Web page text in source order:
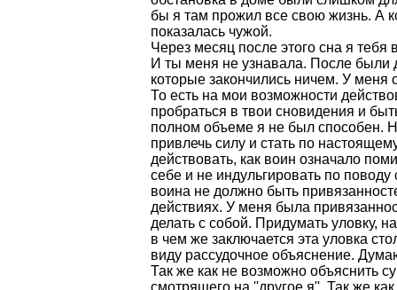
бы я там прожил все свою жизнь. А
показалась чужой.
Через месяц после этого сна я тебя
И ты меня не узнавала. После были
которые закончились ничем. У
То есть на мои возможности
пробраться в твои сновидения и
полном объеме я не был способен.
привлечь силу и стать по
действовать, как воин означало
себе и не индульгировать по
воина не должно быть
действиях. У меня была
делать с собой. Придумать уловку,
в чем же заключается эта уловка
виду рассудочное объяснение.
Так же как не возможно объяснить
смотрящего на ''другое я''. Так же